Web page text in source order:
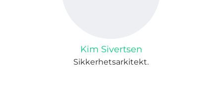
Kim Sivertsen
Sikkerhetsarkitekt.